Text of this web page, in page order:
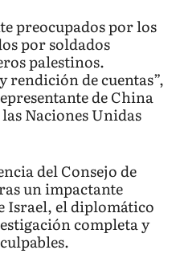
preocupados por los
por soldados
palestinos.
rendición de cuentas”,
de China
Naciones Unidas
del Consejo de
un impactante
Israel, el diplomático
completa y